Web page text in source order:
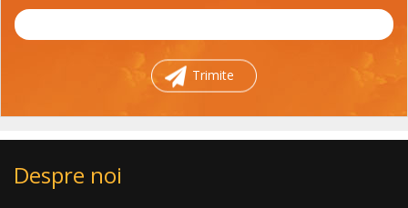
Trimite
Despre noi